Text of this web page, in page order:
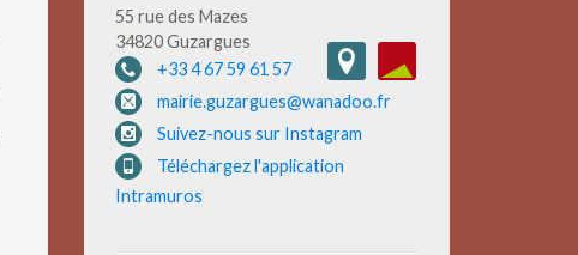
55 rue des Mazes
34820 Guzargues
+33 4 67 59 61 57
mairie.guzargues@wanadoo.fr
Suivez-nous sur Instagram
Téléchargez l'application
Intramuros